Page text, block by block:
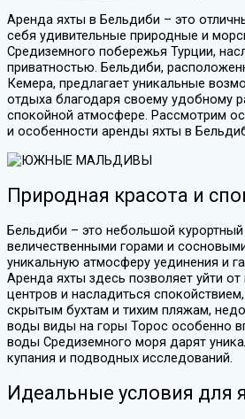
Аренда яхты в Бельдиби – это
себя удивительные природные и
Средиземного побережья Турции,
приватностью. Бельдиби,
Кемера, предлагает уникальные
отдыха благодаря своему удобному
спокойной атмосфере. Рассмотрим
и особенности аренды яхты в
Природная красота и
Бельдиби – это небольшой
величественными горами и
уникальную атмосферу уединения и
Аренда яхты здесь позволяет уйти
центров и насладиться
скрытым бухтам и тихим пляжам,
воды виды на горы Торос особенно
воды Средиземного моря дарят
купания и подводных исследований.
Идеальные условия для